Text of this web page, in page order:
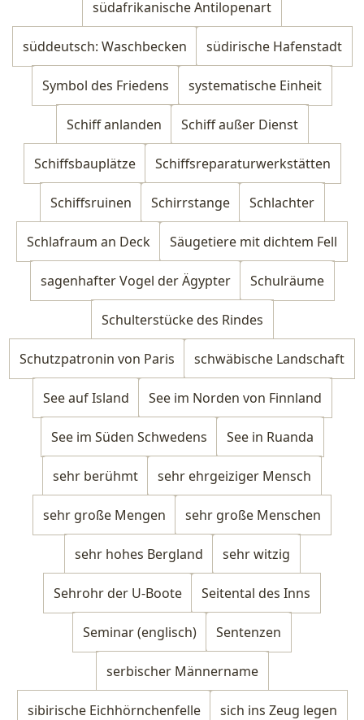
südafrikanische Antilopenart
süddeutsch: Waschbecken südirische Hafenstadt
Symbol des Friedens systematische Einheit
Schiff anlanden Schiff außer Dienst
Schiffsbauplätze Schiffsreparaturwerkstätten
Schiffsruinen Schirrstange Schlachter
Schlafraum an Deck Säugetiere mit dichtem Fell
sagenhafter Vogel der Ägypter Schulräume
Schulterstücke des Rindes
Schutzpatronin von Paris schwäbische Landschaft
See auf Island See im Norden von Finnland
See im Süden Schwedens See in Ruanda
sehr berühmt sehr ehrgeiziger Mensch
sehr große Mengen sehr große Menschen
sehr hohes Bergland sehr witzig
Sehrohr der U-Boote Seitental des Inns
Seminar (englisch) Sentenzen
serbischer Männername
sibirische Eichhörnchenfelle sich ins Zeug legen